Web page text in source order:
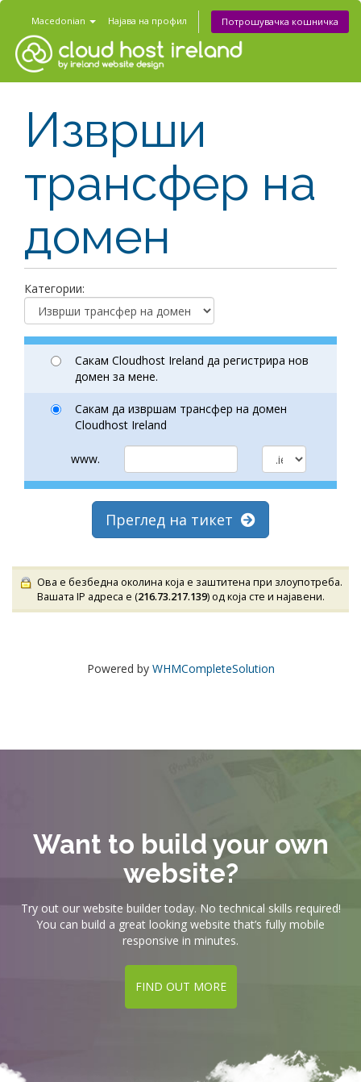
Macedonian Најава на профил Потрошувачка кошничка
Изврши
трансфер на
домен
Категории:
Сакам Cloudhost Ireland да регистрира нов
домен за мене.
Сакам да извршам трансфер на домен
Cloudhost Ireland
www.
Преглед на тикет
Ова е безбедна околина која е заштитена при злоупотреба.
Вашата IP адреса е (216.73.217.139) од која сте и најавени.
Powered by WHMCompleteSolution
Want to build your own
website?
Try out our website builder today. No technical skills required!
You can build a great looking website that’s fully mobile
responsive in minutes.
FIND OUT MORE